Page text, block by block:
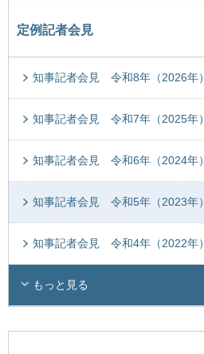
定例記者会見
知事記者会見 令和8年（2026年）
知事記者会見 令和7年（2025年）
知事記者会見 令和6年（2024年）
知事記者会見 令和5年（2023年）
知事記者会見 令和4年（2022年）
もっと見る